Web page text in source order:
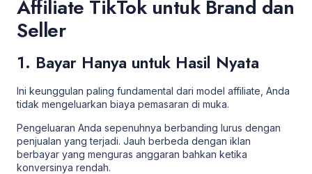
Affiliate TikTok untuk Brand dan
Seller
1. Bayar Hanya untuk Hasil Nyata
Ini keunggulan paling fundamental dari model affiliate, Anda
tidak mengeluarkan biaya pemasaran di muka.
Pengeluaran Anda sepenuhnya berbanding lurus dengan
penjualan yang terjadi. Jauh berbeda dengan iklan
berbayar yang menguras anggaran bahkan ketika
konversinya rendah.